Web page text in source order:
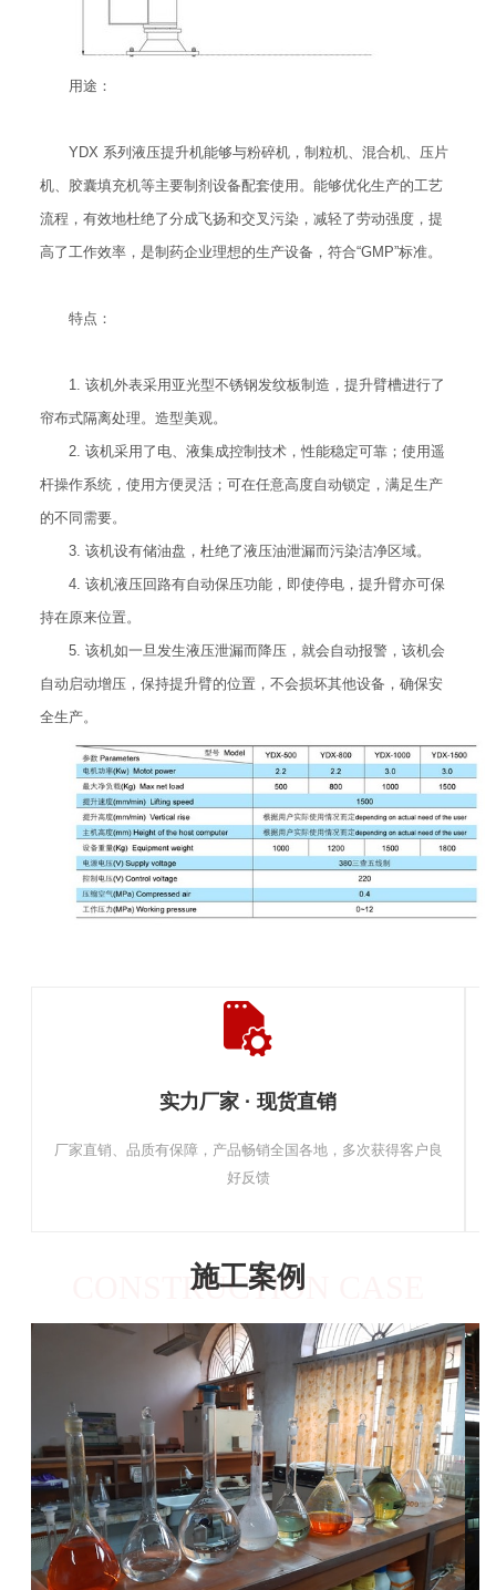
用途：
YDX 系列液压提升机能够与粉碎机，制粒机、混合机、压片
机、胶囊填充机等主要制剂设备配套使用。能够优化生产的工艺
流程，有效地杜绝了分成飞扬和交叉污染，减轻了劳动强度，提
高了工作效率，是制药企业理想的生产设备，符合“GMP”标准。
特点：
1. 该机外表采用亚光型不锈钢发纹板制造，提升臂槽进行了
帘布式隔离处理。造型美观。
2. 该机采用了电、液集成控制技术，性能稳定可靠；使用遥
杆操作系统，使用方便灵活；可在任意高度自动锁定，满足生产
的不同需要。
3. 该机设有储油盘，杜绝了液压油泄漏而污染洁净区域。
4. 该机液压回路有自动保压功能，即使停电，提升臂亦可保
持在原来位置。
5. 该机如一旦发生液压泄漏而降压，就会自动报警，该机会
自动启动增压，保持提升臂的位置，不会损坏其他设备，确保安
全生产。
实力厂家 · 现货直销
厂家直销、品质有保障，产品畅销全国各地，多次获得客户良
好反馈
施工案例
CONSTRUCTION CASE